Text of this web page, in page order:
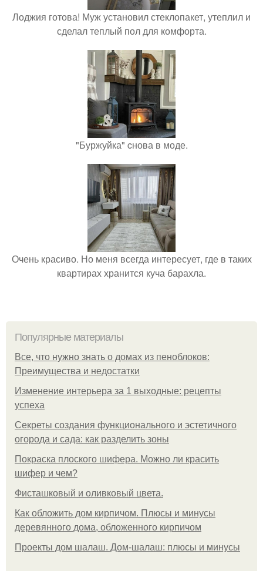
Лоджия готова! Муж установил стеклопакет, утеплил и
сделал теплый пол для комфорта.
"Буржуйка" cнова в моде.
Очень красиво. Но меня всегда интересует, где в таких
квартирах хранится куча барахла.
Популярные материалы
Все, что нужно знать о домах из пеноблоков:
Преимущества и недостатки
Изменение интерьера за 1 выходные: рецепты
успеха
Секреты создания функционального и эстетичного
огорода и сада: как разделить зоны
Покраска плоского шифера. Можно ли красить
шифер и чем?
Фисташковый и оливковый цвета.
Как обложить дом кирпичом. Плюсы и минусы
деревянного дома, обложенного кирпичом
Проекты дом шалаш. Дом-шалаш: плюсы и минусы